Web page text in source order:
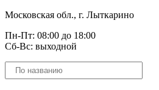
Московская обл., г. Лыткарино
Пн-Пт: 08:00 до 18:00
Сб-Вс: выходной
Поиск
товаров